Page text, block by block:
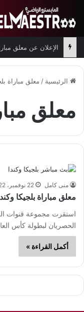
الإعلان عن معلق
الرئيسية / معلق مباراة
معلق
منى كامل 22 نوفمبر، 2022
معلق مباراة بلجيكا
استقرت مجموعة قنوات
الحصريان لبطولة كأس
أكمل القراءة »